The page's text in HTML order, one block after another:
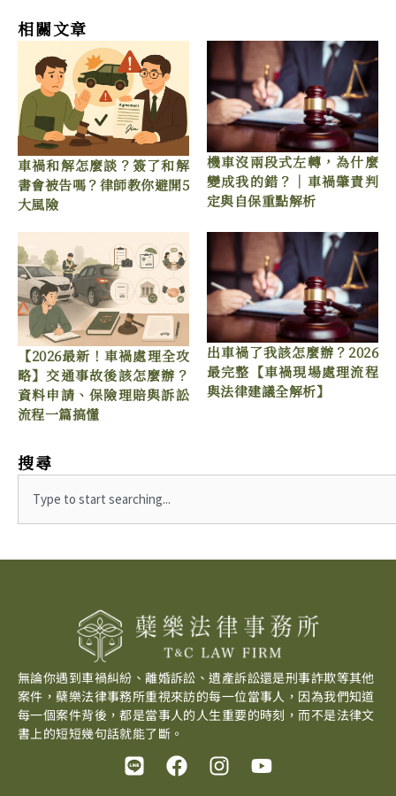
相關文章
車禍和解怎麼談？簽了和解
書會被告嗎？律師教你避開5
大風險
機車沒兩段式左轉，為什麼
變成我的錯？｜車禍肇責判
定與自保重點解析
【2026最新！車禍處理全攻
略】交通事故後該怎麼辦？
資料申請、保險理賠與訴訟
流程一篇搞懂
出車禍了我該怎麼辦？2026
最完整【車禍現場處理流程
與法律建議全解析】
搜尋
無論你遇到車禍糾紛、離婚訴訟、遺產訴訟還是刑事詐欺等其他
案件，蘗樂法律事務所重視來訪的每一位當事人，因為我們知道
每一個案件背後，都是當事人的人生重要的時刻，而不是法律文
書上的短短幾句話就能了斷。
L
F
I
Y